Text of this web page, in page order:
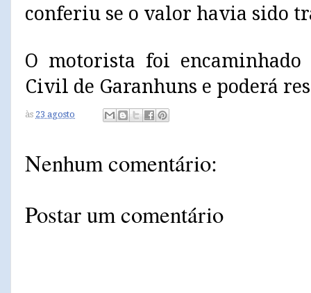
conferiu se o valor havia sido
O motorista foi
Civil de Garanhuns e poderá
às 23 agosto
Nenhum comentário:
Postar um comentário